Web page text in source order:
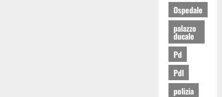
Ospedale
palazzo
ducale
Pd
Pdl
polizia